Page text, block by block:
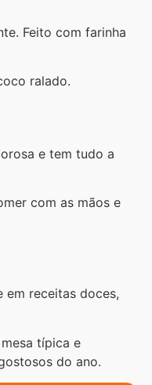
Feito com farinha
ralado.
e tem tudo a
com as mãos e
em receitas doces,
típica e
do ano.